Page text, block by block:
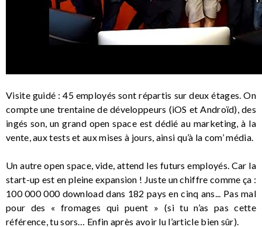
Visite guidé : 45 employés sont répartis sur deux étages. On
compte une trentaine de développeurs (iOS et Androïd), des
ingés son, un grand open space est dédié au marketing, à la
vente, aux tests et aux mises à jours, ainsi qu’à la com’ média.
Un autre open space, vide, attend les futurs employés. Car la
start-up est en pleine expansion ! Juste un chiffre comme ça :
100 000 000 download dans 182 pays en cinq ans... Pas mal
pour des « fromages qui puent » (si tu n’as pas cette
référence, tu sors… Enfin après avoir lu l’article bien sûr).